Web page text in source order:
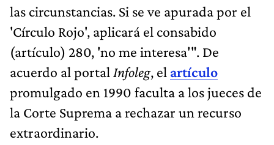
las circunstancias. Si se ve apurada por el
'Círculo Rojo', aplicará el consabido
(artículo) 280, 'no me interesa'". De
acuerdo al portal Infoleg, el artículo
promulgado en 1990 faculta a los jueces de
la Corte Suprema a rechazar un recurso
extraordinario.